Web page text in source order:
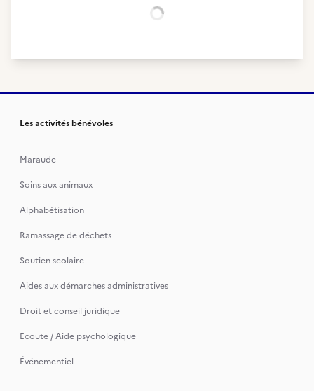
Les activités bénévoles
Maraude
Soins aux animaux
Alphabétisation
Ramassage de déchets
Soutien scolaire
Aides aux démarches administratives
Droit et conseil juridique
Ecoute / Aide psychologique
Événementiel